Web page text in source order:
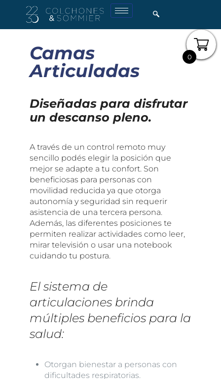
Camas
Articuladas
Diseñadas para disfrutar
un descanso pleno.
A través de un control remoto muy
sencillo podés elegir la posición que
mejor se adapte a tu confort. Son
beneficiosas para personas con
movilidad reducida ya que otorga
autonomía y seguridad sin requerir
asistencia de una tercera persona.
Además, las diferentes posiciones te
permiten realizar actividades como leer,
mirar televisión o usar una notebook
cuidando tu postura.
El sistema de
articulaciones brinda
múltiples beneficios para la
salud:
Otorgan bienestar a personas con
dificultades respiratorias.
0